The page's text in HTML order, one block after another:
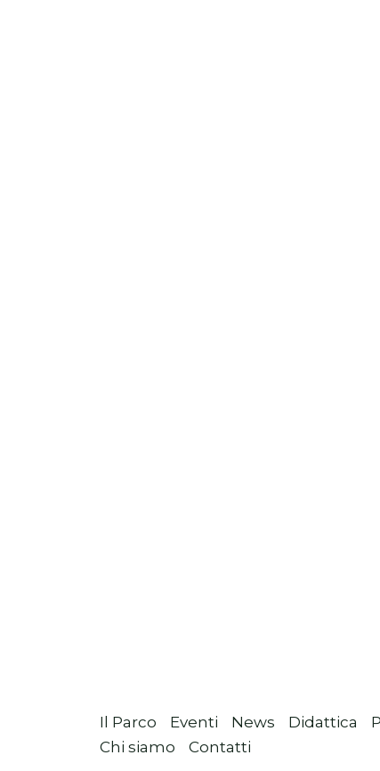
Il Parco Eventi News Didattica
Chi siamo
Contatti